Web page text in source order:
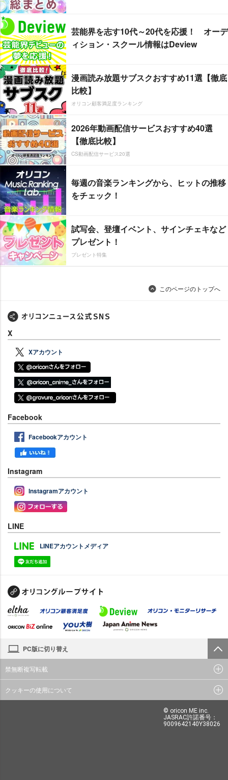
芸能界を志す10代～20代を応援！ オーデ
ィション・スクール情報はDeview
漫画読み放題サブスクおすすめ11選【徹底
比較】
オリコン顧客満足度ランキング
2026年動画配信サービスおすすめ40選
【徹底比較】
CS動画配信サービス20選
毎週の音楽ランキングから、ヒットの推移
をチェック！
試写会、登壇イベント、サインチェキなど
プレゼント！
プレゼント特集
このページのトップへ
X
Xアカウント
Facebook
Facebookアカウント
Instagram
Instagramアカウント
LINE
LINEアカウントメディア
PC版に切り替え
禁無断複写転載
クッキーの使用について
© oricon ME inc.
JASRAC許諾番号：
9009642140Y38026